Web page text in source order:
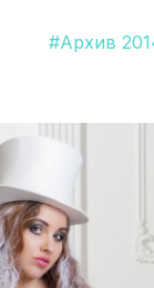
#Архив
СОГЛАСИЕ на
Помощь
Политика и
персональных